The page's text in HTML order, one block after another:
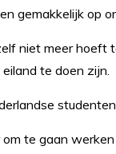
gemakkelijk op
niet meer
te doen zijn.
te gaan